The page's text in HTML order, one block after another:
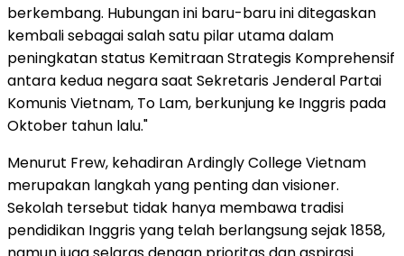
berkembang. Hubungan ini baru-baru ini ditegaskan
kembali sebagai salah satu pilar utama dalam
peningkatan status Kemitraan Strategis Komprehensif
antara kedua negara saat Sekretaris Jenderal Partai
Komunis Vietnam, To Lam, berkunjung ke Inggris pada
Oktober tahun lalu."
Menurut Frew, kehadiran Ardingly College Vietnam
merupakan langkah yang penting dan visioner.
Sekolah tersebut tidak hanya membawa tradisi
pendidikan Inggris yang telah berlangsung sejak 1858,